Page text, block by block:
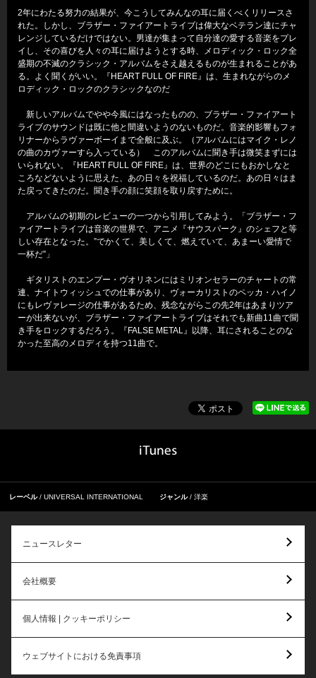
2年にわたる努力の結果が、今こうしてみんなの耳に届くべくリリースさ
れた。しかし、ブラザー・ファイアートライブは偉大なベテラン達にチャ
レンジしているだけではない。男達が集まって自分達の愛する音楽をプレ
イし、その喜びを人々の耳に届けようとする時、メロディック・ロック全
盛期の不滅のクラシック・アルバムをさえ越えるものが生まれることがあ
る。よく聞くがいい。『HEART FULL OF FIRE』は、生まれながらのメ
ロディック・ロックのクラシックなのだ
新しいアルバムでやや今風にはなったものの、ブラザー・ファイアート
ライブのサウンドは既に他と間違いようのないものだ。音楽的影響もフォ
リナーからラヴァーボーイまで全般に及ぶ。（アルバムにはマイク・レノ
の曲のカヴァーすら入っている） このアルバムに聞き手は微笑まずには
いられない。『HEART FULL OF FIRE』は、世界のどこにもおかしなと
ころなどないように思えた、あの日々を祝福しているのだ。あの日々はま
た戻ってきたのだ。聞き手の顔に笑顔を取り戻すために。
アルバムの初期のレビューの一つから引用してみよう。「ブラザー・フ
ァイアートライブは音楽の世界で、アニメ『サウスパーク』のシェフと等
しい存在となった。”でかくて、美しくて、燃えていて、あまーい愛情で
一杯だ”」
ギタリストのエンプー・ヴオリネンにはミリオンセラーのチャートの常
連、ナイトウィッシュでの仕事があり、ヴォーカリストのペッカ・ハイノ
にもレヴァレージの仕事があるため、残念ながらこの先2年はあまりツア
ーが出来ないが、ブラザー・ファイアートライブはそれでも新曲11曲で聞
き手をロックするだろう。『FALSE METAL』以降、耳にされることのな
かった至高のメロディを持つ11曲で。
レーベル UNIVERSAL INTERNATIONAL ジャンル 洋楽
ニュースレター
会社概要
個人情報 | クッキーポリシー
ウェブサイトにおける免責事項